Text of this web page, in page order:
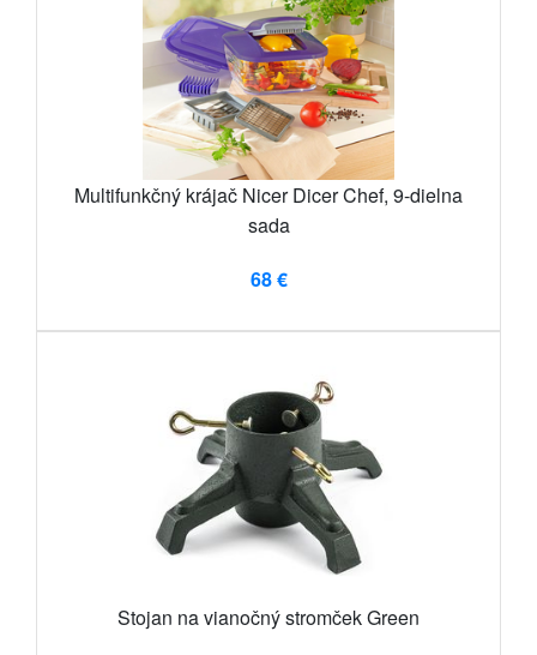
Multifunkčný krájač Nicer Dicer Chef, 9-dielna
sada
68 €
Stojan na vianočný stromček Green